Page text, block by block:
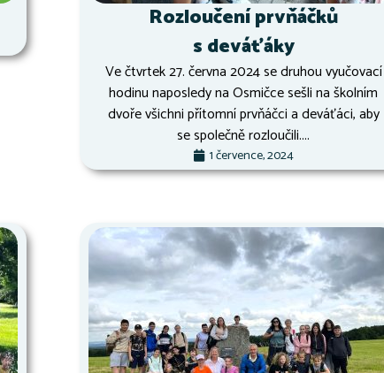
Rozloučení prvňáčků
s deváťáky
Ve čtvrtek 27. června 2024 se druhou vyučovací
hodinu naposledy na Osmičce sešli na školním
dvoře všichni přítomní prvňáčci a deváťáci, aby
se společně rozloučili....
1 července, 2024